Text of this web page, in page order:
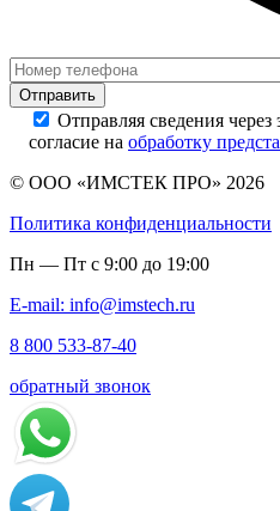
Отправляя сведения
согласие на обработку
© ООО «ИМСТЕК ПРО» 2026
Политика конфиденциальности
Пн — Пт с 9:00 до 19:00
E-mail: info@imstech.ru
8 800 533-87-40
обратный звонок